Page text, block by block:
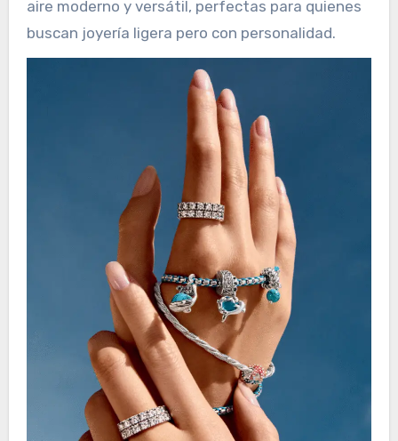
aire moderno y versátil, perfectas para quienes
buscan joyería ligera pero con personalidad.